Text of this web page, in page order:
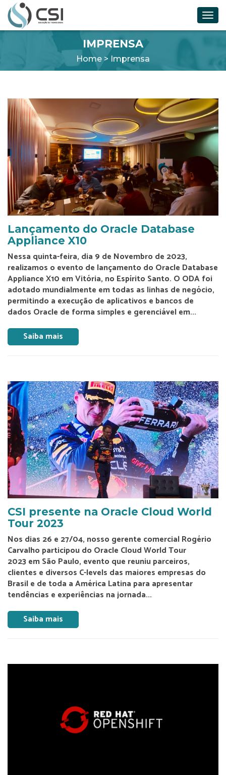
IMPRENSA
Home > Imprensa
Lançamento do Oracle Database
Appliance X10
Nessa quinta-feira, dia 9 de Novembro de 2023,
realizamos o evento de lançamento do Oracle Database
Appliance X10 em Vitória, no Espírito Santo. O ODA foi
adotado mundialmente em todas as linhas de negócio,
permitindo a execução de aplicativos e bancos de
dados Oracle de forma simples e gerenciável em...
Saiba mais
CSI presente na Oracle Cloud World
Tour 2023
Nos dias 26 e 27/04, nosso gerente comercial Rogério
Carvalho participou do Oracle Cloud World Tour
2023 em São Paulo, evento que reuniu parceiros,
clientes e diversos C-levels das maiores empresas do
Brasil e de toda a América Latina para apresentar
tendências e experiências na jornada...
Saiba mais